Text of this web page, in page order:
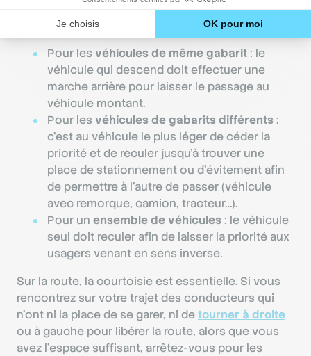
En montagne, les routes sont souvent étroites et
les règles de passage à appliquer sont :
Pour les véhicules de même gabarit : le
véhicule qui descend doit effectuer une
marche arrière pour laisser le passage au
véhicule montant.
Pour les véhicules de gabarits différents :
c’est au véhicule le plus léger de céder la
priorité et de reculer jusqu’à trouver une
place de stationnement ou d’évitement afin
de permettre à l’autre de passer (véhicule
avec remorque, camion, tracteur…).
Pour un ensemble de véhicules : le véhicule
seul doit reculer afin de laisser la priorité aux
usagers venant en sens inverse.
Sur la route, la courtoisie est essentielle. Si vous
rencontrez sur votre trajet des conducteurs qui
n’ont ni la place de se garer, ni detourner à droite
ou à gauche pour libérer la route, alors que vous
avez l’espace suffisant, arrêtez-vous pour les